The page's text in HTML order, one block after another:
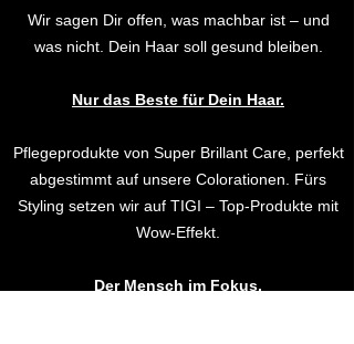
Wir sagen Dir offen, was machbar ist – und
was nicht. Dein Haar soll gesund bleiben.
Nur das Beste für Dein Haar.
Pflegeprodukte von Super Brillant Care, perfekt
abgestimmt auf unsere Colorationen. Fürs
Styling setzen wir auf TIGI – Top-Produkte mit
Wow-Effekt.
Der Mensch im Fokus.